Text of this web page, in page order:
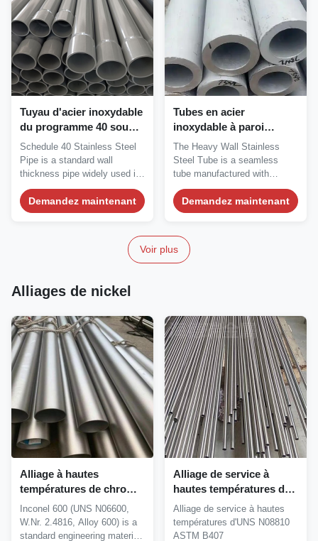
Tuyau d'acier inoxydable
du programme 40 soudé
sans couture pour les
applications utilitaires de
processus
Schedule 40 Stainless Steel
Pipe is a standard wall
thickness pipe widely used in
industrial,...
Demandez maintenant
Tubes en acier
inoxydable à paroi
lourde de 40 mm sans
soudure pour systèmes
hydrauliques haute
pression
The Heavy Wall Stainless
Steel Tube is a seamless
tube manufactured with
significantly thicker...
Demandez maintenant
Voir plus
Alliages de nickel
Alliage à hautes
températures de chrome
de nickel de tuyau sans
couture anticorrosion
d'Inconel 600
Inconel 600 (UNS N06600,
W.Nr. 2.4816, Alloy 600) is a
standard engineering material
Alliage de service à
hautes températures de
tuyau d'ASTM B407 UNS
N08810 Incoloy 800H
Alliage de service à hautes
températures d'UNS N08810
ASTM B407